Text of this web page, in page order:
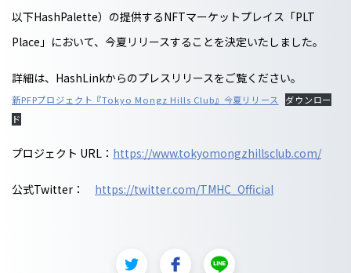
以下HashPalette）の提供するNFTマーケットプレイス「PLT
Place」において、今夏リリースすることを決定いたしました。
詳細は、HashLinkからのプレスリリースをご覧ください。
新PFPプロジェクト『Tokyo Mongz Hills Club』今夏リリース
ダウンロー
ド
プロジェクト URL： https://www.tokyomongzhillsclub.com/
公式Twitter： https://twitter.com/TMHC_Official